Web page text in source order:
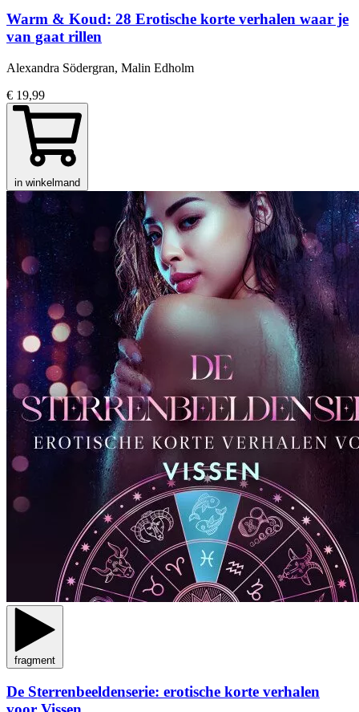
Warm & Koud: 28 Erotische korte verhalen waar je
van gaat rillen
Alexandra Södergran, Malin Edholm
€ 19,99
in winkelmand
fragment
De Sterrenbeeldenserie: erotische korte verhalen